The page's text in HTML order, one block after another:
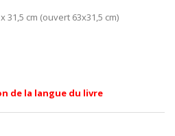
31,5 cm (ouvert 63x31,5 cm)
de la langue du livre